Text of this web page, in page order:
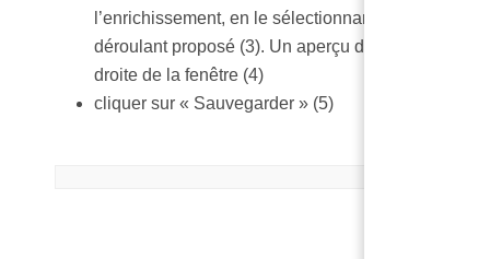
l’enrichissement, en le sélectionnant dans le menu
déroulant proposé (3). Un aperçu du champ
droite de la fenêtre (4)
cliquer sur « Sauvegarder » (5)